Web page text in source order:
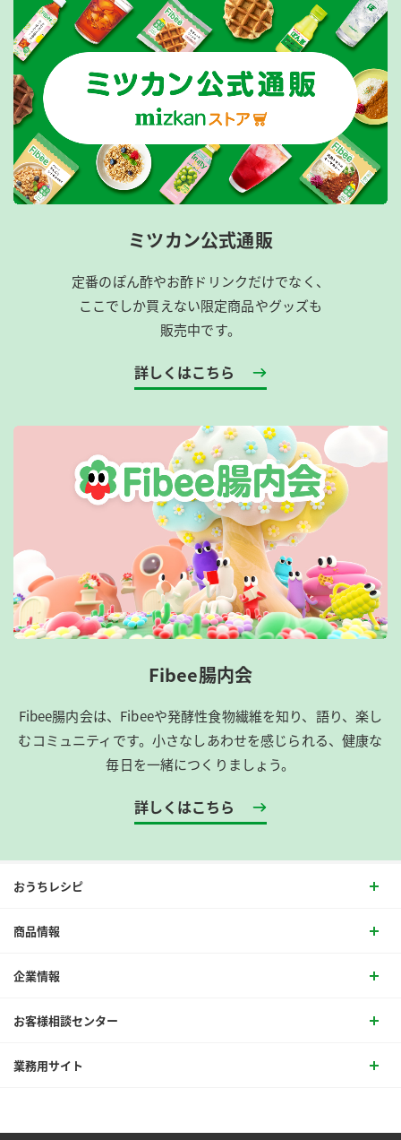
ミツカン公式通販
定番のぽん酢やお酢ドリンクだけでなく、
ここでしか買えない限定商品やグッズも
販売中です。
詳しくはこちら
Fibee腸内会
Fibee腸内会は、​Fibeeや発酵性食物繊維を知り、語り、楽し
むコミュニティです。​小さなしあわせを感じられる、健康な
毎日を一緒につくりましょう。
詳しくはこちら
おうちレシピ
商品情報
企業情報
お客様相談センター
業務用サイト